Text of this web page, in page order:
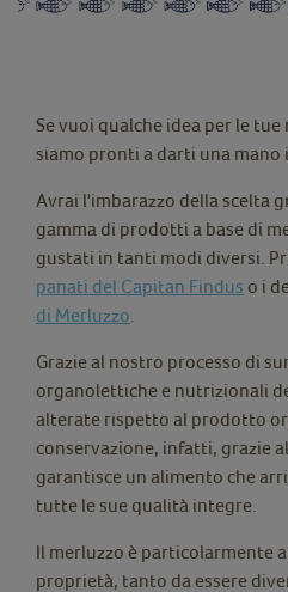
Se vuoi qualche idea per le
siamo pronti a darti una mano
Avrai l'imbarazzo della scelta
gamma di prodotti a base di
gustati in tanti modi diversi.
panati del Capitan Findus o i
di Merluzzo
Grazie al nostro processo di
organolettiche e nutrizionali
alterate rispetto al prodotto
conservazione, infatti, grazie
garantisce un alimento che
tutte le sue qualità integre.
Il merluzzo è particolarmente
proprietà, tanto da essere